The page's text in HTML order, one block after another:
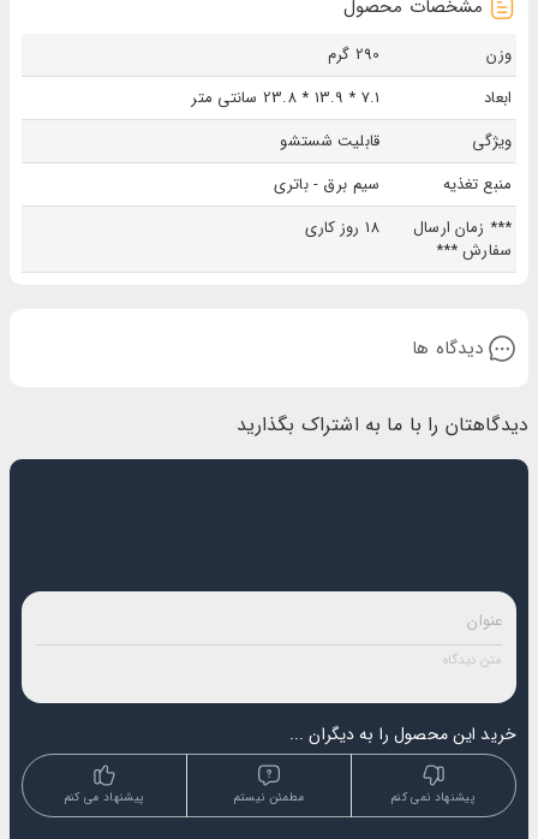
مشخصات محصول
وزن
290 گرم
ابعاد
7.1 * 13.9 * 23.8 سانتی متر
ویژگی
قابلیت شستشو
منبع تغذیه
سیم برق - باتری
*** زمان ارسال
سفارش ***
18 روز کاری
دیدگاه ها
دیدگاهتان را با ما به اشتراک بگذارید
خرید این محصول را به دیگران ...
پیشنهاد می کنم مطمئن نیستم پیشنهاد نمی کنم